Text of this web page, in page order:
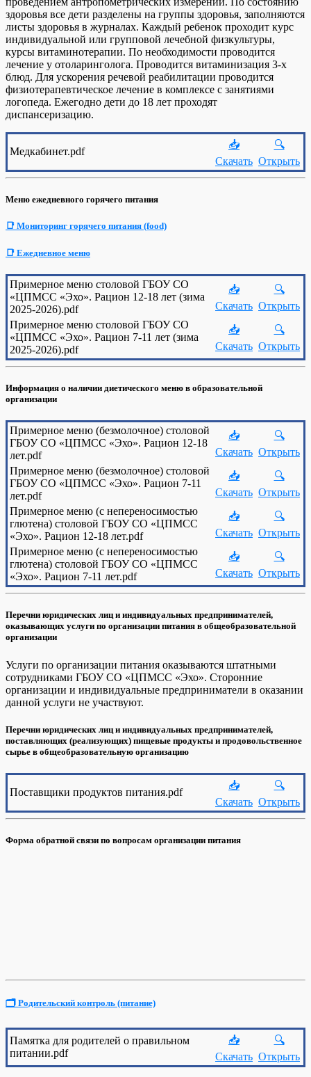
здоровья все дети разделены на группы здоровья, заполняются
листы здоровья в журналах. Каждый ребенок проходит курс
индивидуальной или групповой лечебной физкультуры,
курсы витаминотерапии. По необходимости проводится
лечение у отоларинголога. Проводится витаминизация 3-х
блюд. Для ускорения речевой реабилитации проводится
физиотерапевтическое лечение в комплексе с занятиями
логопеда. Ежегодно дети до 18 лет проходят
диспансеризацию.
Медкабинет.pdf
📥
Скачать
🔍
Открыть
Меню ежедневного горячего питания
📑 Мониторинг горячего питания (food)
📑 Ежедневное меню
Примерное меню столовой ГБОУ СО
«ЦПМСС «Эхо». Рацион 12-18 лет (зима
2025-2026).pdf
📥
Скачать
🔍
Открыть
Примерное меню столовой ГБОУ СО
«ЦПМСС «Эхо». Рацион 7-11 лет (зима
2025-2026).pdf
📥
Скачать
🔍
Открыть
Информация о наличии диетического меню в образовательной
организации
Примерное меню (безмолочное) столовой
ГБОУ СО «ЦПМСС «Эхо». Рацион 12-18
лет.pdf
📥
Скачать
🔍
Открыть
Примерное меню (безмолочное) столовой
ГБОУ СО «ЦПМСС «Эхо». Рацион 7-11
лет.pdf
📥
Скачать
🔍
Открыть
Примерное меню (с непереносимостью
глютена) столовой ГБОУ СО «ЦПМСС
«Эхо». Рацион 12-18 лет.pdf
📥
Скачать
🔍
Открыть
Примерное меню (с непереносимостью
глютена) столовой ГБОУ СО «ЦПМСС
«Эхо». Рацион 7-11 лет.pdf
📥
Скачать
🔍
Открыть
Перечни юридических лиц и индивидуальных предпринимателей,
оказывающих услуги по организации питания в общеобразовательной
организации
Услуги по организации питания оказываются штатными
сотрудниками ГБОУ СО «ЦПМСС «Эхо». Сторонние
организации и индивидуальные предприниматели в оказании
данной услуги не участвуют.
Перечни юридических лиц и индивидуальных предпринимателей,
поставляющих (реализующих) пищевые продукты и продовольственное
сырье в общеобразовательную организацию
Поставщики продуктов питания.pdf
📥
Скачать
🔍
Открыть
Форма обратной связи по вопросам организации питания
🗂️ Родительский контроль (питание)
Памятка для родителей о правильном
питании.pdf
📥
Скачать
🔍
Открыть